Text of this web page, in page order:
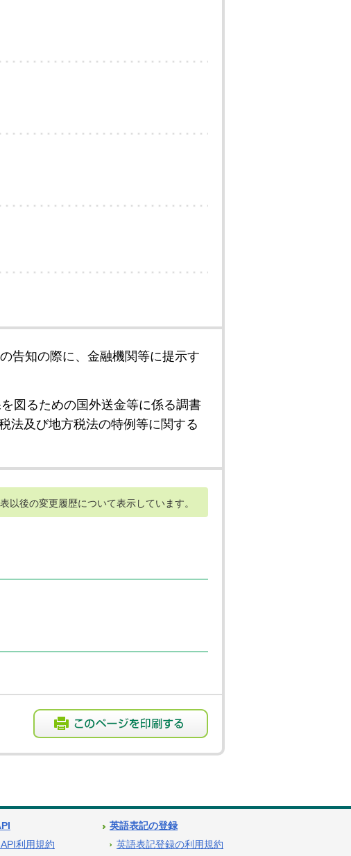
告知の際に、金融機関等に提示す
図るための国外送金等に係る調書
法及び地方税法の特例等に関する
以後の変更履歴について表示しています。
利用規約
英語表記の登録
英語表記登録の利用規約